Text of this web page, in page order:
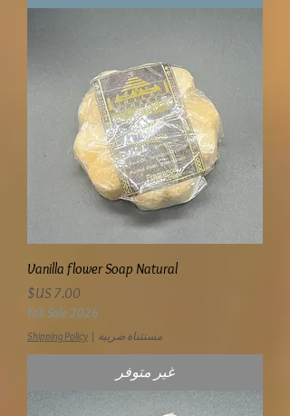
Vanilla flower Soap Natural
السعر
Fall Sale 2026
مستثناة ضريبة |
Shipping Policy
غير متوفر